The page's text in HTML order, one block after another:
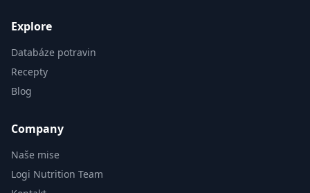
Explore
Databáze potravin
Recepty
Blog
Company
Naše mise
Logi Nutrition Team